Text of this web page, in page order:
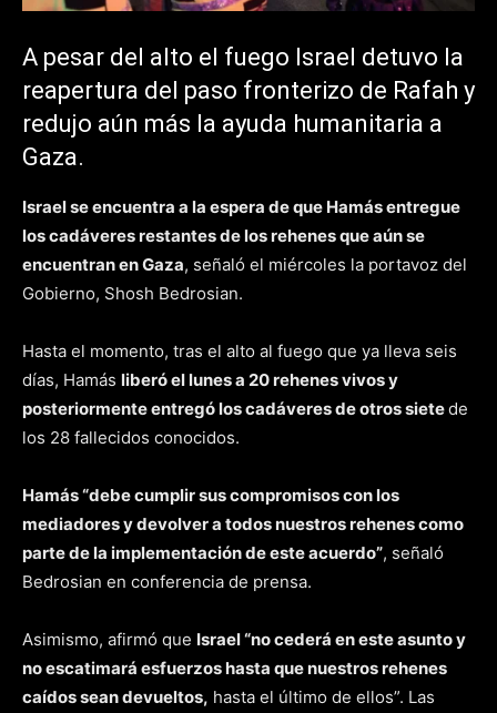
A pesar del alto el fuego Israel detuvo la
reapertura del paso fronterizo de Rafah y
redujo aún más la ayuda humanitaria a
Gaza.
Israel se encuentra a la espera de que Hamás entregue
los cadáveres restantes de los rehenes que aún se
encuentran en Gaza, señaló el miércoles la portavoz del
Gobierno, Shosh Bedrosian.
Hasta el momento, tras el alto al fuego que ya lleva seis
días, Hamás liberó el lunes a 20 rehenes vivos y
posteriormente entregó los cadáveres de otros sietede
los 28 fallecidos conocidos.
Hamás “debe cumplir sus compromisos con los
mediadores y devolver a todos nuestros rehenes como
parte de la implementación de este acuerdo”, señaló
Bedrosian en conferencia de prensa.
Asimismo, afirmó que Israel “no cederá en este asunto y
no escatimará esfuerzos hasta que nuestros rehenes
caídos sean devueltos, hasta el último de ellos”. Las